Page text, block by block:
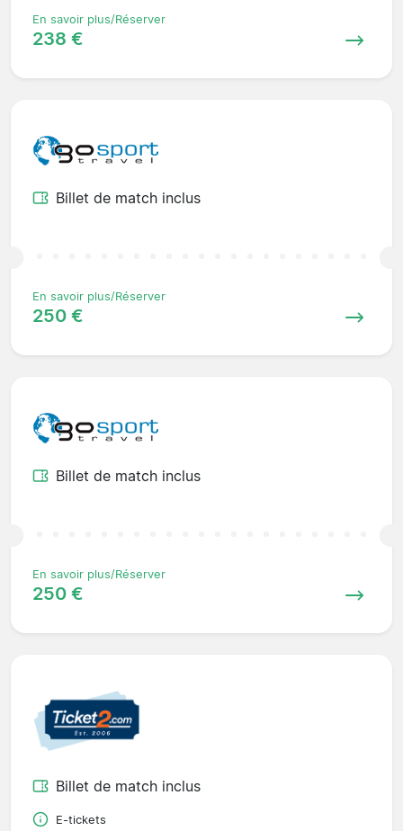
En savoir plus/Réserver
238 €
Billet de match inclus
En savoir plus/Réserver
250 €
Billet de match inclus
En savoir plus/Réserver
250 €
Billet de match inclus
E-tickets